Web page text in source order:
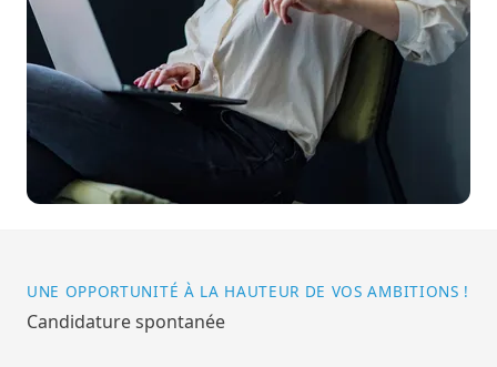
UNE OPPORTUNITÉ À LA HAUTEUR DE VOS AMBITIONS !
Candidature spontanée